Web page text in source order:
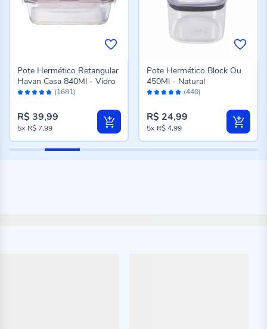
Avaliação: (1681)
Pote Hermético Retangular
Havan Casa 840Ml - Vidro
R$ 39,99
5x R$ 7,99
Avaliação: (440)
Pote Hermético Block Ou
450Ml - Natural
R$ 24,99
5x R$ 4,99